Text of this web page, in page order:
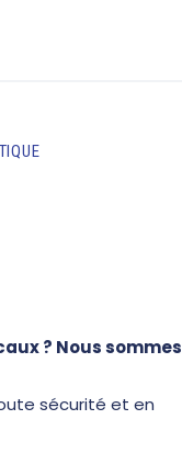
? Nous sommes
sécurité et en